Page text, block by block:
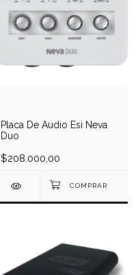
Placa De Audio Esi Neva
Duo
$208.000,00